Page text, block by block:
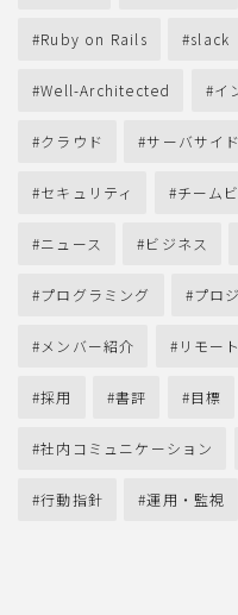
Ruby on Rails slack
Well-Architected イ
クラウド サーバサイド
セキュリティ チーム
ニュース ビジネス
プログラミング プロ
メンバー紹介 リモー
採用 書評 目標
社内コミュニケーション
行動指針 運用・監視